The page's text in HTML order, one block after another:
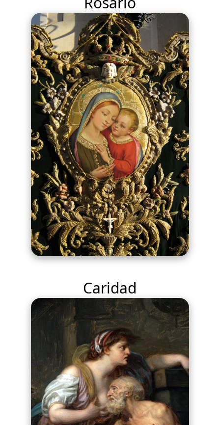
Caridad